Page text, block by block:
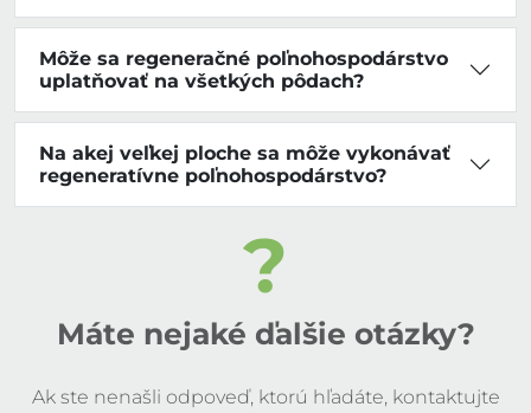
Môže sa regeneračné poľnohospodárstvo
uplatňovať na všetkých pôdach?
Na akej veľkej ploche sa môže vykonávať
regeneratívne poľnohospodárstvo?
?
Máte nejaké ďalšie otázky?
Ak ste nenašli odpoveď, ktorú hľadáte, kontaktujte